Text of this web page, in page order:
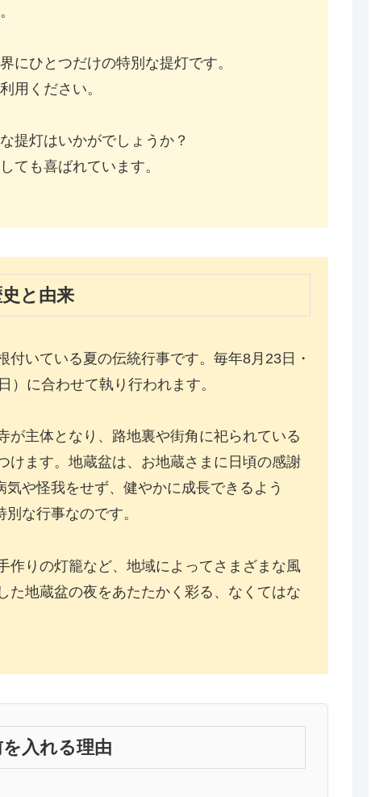
にひとつだけの特別な提灯です。
用ください。
提灯はいかがでしょうか？
ても喜ばれています。
と由来
いている夏の伝統行事です。毎年8月23日・
に合わせて執り行われます。
主体となり、路地裏や街角に祀られている
けます。地蔵盆は、お地蔵さまに日頃の感謝
や怪我をせず、健やかに成長できるよう
な行事なのです。
作りの灯籠など、地域によってさまざまな風
た地蔵盆の夜をあたたかく彩る、なくてはな
入れる理由